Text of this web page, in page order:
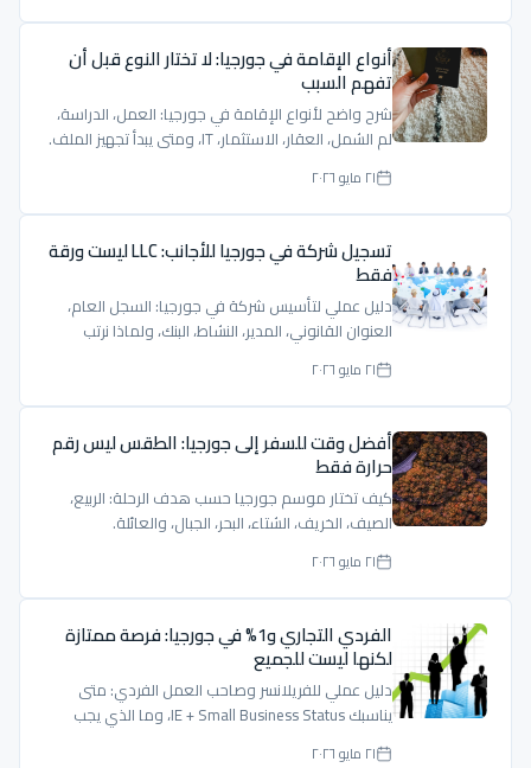
أنواع الإقامة في جورجيا: لا تختار النوع قبل أن
تفهم السبب
شرح واضح لأنواع الإقامة في جورجيا: العمل، الدراسة،
لم الشمل، العقار، الاستثمار، IT، ومتى يبدأ تجهيز الملف.
٢١ مايو ٢٠٢٦
تسجيل شركة في جورجيا للأجانب: LLC ليست ورقة
فقط
دليل عملي لتأسيس شركة في جورجيا: السجل العام،
العنوان القانوني، المدير، النشاط، البنك، ولماذا نرتب
الملف قبل التسجيل.
٢١ مايو ٢٠٢٦
أفضل وقت للسفر إلى جورجيا: الطقس ليس رقم
حرارة فقط
كيف تختار موسم جورجيا حسب هدف الرحلة: الربيع،
الصيف، الخريف، الشتاء، البحر، الجبال، والعائلة.
٢١ مايو ٢٠٢٦
الفردي التجاري و1% في جورجيا: فرصة ممتازة
لكنها ليست للجميع
دليل عملي للفريلانسر وصاحب العمل الفردي: متى
يناسبك IE + Small Business Status، وما الذي يجب
فحصه قبل الاعتماد على 1%.
٢١ مايو ٢٠٢٦